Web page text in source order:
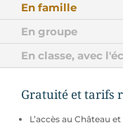
En famille
En groupe
En classe, avec
Gratuité et tarifs
L’accès au Château